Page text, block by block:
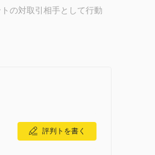
の対取引相手として行動
レバレッジは最大1:500ま
せんが、独自のプラット
評判トを書く